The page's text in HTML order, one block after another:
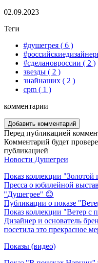
02.09.2023
Теги
#душегрея ( 6 )
#сделановроссии ( 2 )
звезды ( 2 )
знайнаших ( 2 )
cpm ( 1 )
комментарии
Добавить комментарий
Перед публикацией
Комментарий будет
публикацией
Новости Душегреи
Показ коллекции
Пресса о юбилейной
"Душегрее" 😊
Публикации о показе
Показ коллекции "Ветер с
Дизайнер и основатель
посетила это прекрасное
Показы (видео)